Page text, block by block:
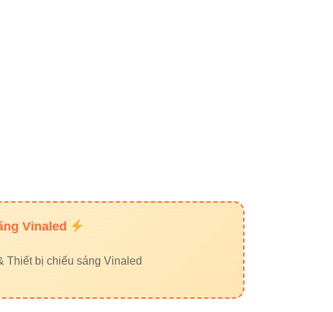
Vinaled
Thiết bị chiếu sáng Vinaled